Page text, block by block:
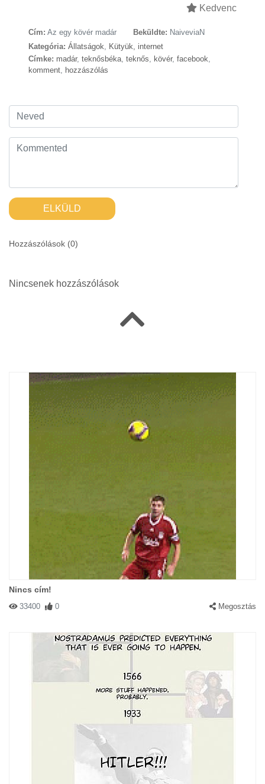
Kedvenc
Cím: Az egy kövér madár Beküldte: NaiveviaN
Kategória: Állatságok, Kütyük, internet
Címke: madár, teknősbéka, teknős, kövér, facebook,
komment, hozzászólás
ELKÜLD
Hozzászólások (0)
Nincsenek hozzászólások
Nincs cím!
33400 0 Megosztás